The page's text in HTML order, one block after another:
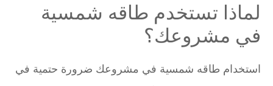
لماذا تستخدم طاقه شمسية
في مشروعك؟
استخدام طاقه شمسية في مشروعك ضرورة حتمية في